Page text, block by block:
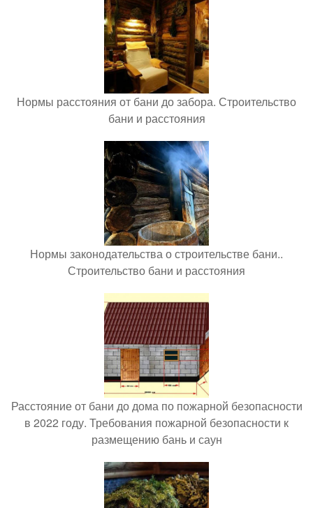
Нормы расстояния от бани до забора. Строительство
бани и расстояния
Нормы законодательства о строительстве бани..
Строительство бани и расстояния
Расстояние от бани до дома по пожарной безопасности
в 2022 году. Требования пожарной безопасности к
размещению бань и саун